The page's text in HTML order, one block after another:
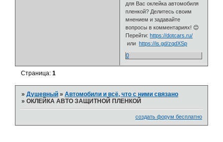
для Вас оклейка автомобиля
пленкой? Делитесь своим
мнением и задавайте
вопросы в комментариях! 😊
Перейти: https://dotcars.ru/
или https://is.gd/zqdXSp
0
Страница:1
»Душевный »Автомобили и всё, что с ними связано
»ОКЛЕЙКА АВТО ЗАЩИТНОЙ ПЛЕНКОЙ
создать форум бесплатно